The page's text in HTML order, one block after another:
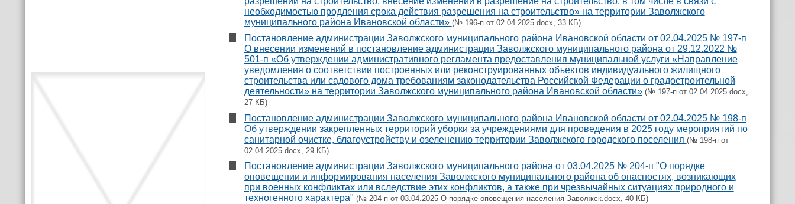
необходимостью продления срока действия разрешения на строительство» на территории Заволжского
муниципального района Ивановской области» (№ 196-п от 02.04.2025.docx, 33 КБ)
Постановление администрации Заволжского муниципального района Ивановской области от 02.04.2025 № 197-п
О внесении изменений в постановление администрации Заволжского муниципального района от 29.12.2022 №
501-п «Об утверждении административного регламента предоставления муниципальной услуги «Направление
уведомления о соответствии построенных или реконструированных объектов индивидуального жилищного
строительства или садового дома требованиям законодательства Российской Федерации о градостроительной
деятельности» на территории Заволжского муниципального района Ивановской области» (№ 197-п от 02.04.2025.docx,
27 КБ)
Постановление администрации Заволжского муниципального района Ивановской области от 02.04.2025 № 198-п
Об утверждении закрепленных территорий уборки за учреждениями для проведения в 2025 году мероприятий по
санитарной очистке, благоустройству и озеленению территории Заволжского городского поселения (№ 198-п от
02.04.2025.docx, 29 КБ)
Постановление администрации Заволжского муниципального района от 03.04.2025 № 204-п "О порядке
оповещении и информирования населения Заволжского муниципального района об опасностях, возникающих
при военных конфликтах или вследствие этих конфликтов, а также при чрезвычайных ситуациях природного и
техногенного характера" (№ 204-п от 03.04.2025 О порядке оповещения населения Заволжск.docx, 40 КБ)